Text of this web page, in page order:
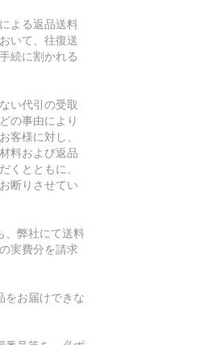
よる返品送料
いて、往復送
続に割かれる
い代引の受取
の事由により
客様に対し、
料および返品
くとともに、
断りさせてい
、弊社にて送料
実費分を請求
をお届けできな